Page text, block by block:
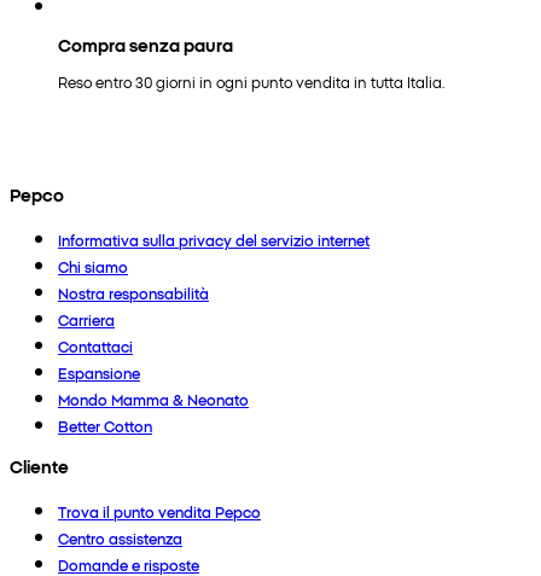
Compra senza paura
Reso entro 30 giorni in ogni punto vendita in tutta Italia.
Pepco
Informativa sulla privacy del servizio internet
Chi siamo
Nostra responsabilità
Carriera
Contattaci
Espansione
Mondo Mamma & Neonato
Better Cotton
Cliente
Trova il punto vendita Pepco
Centro assistenza
Domande e risposte